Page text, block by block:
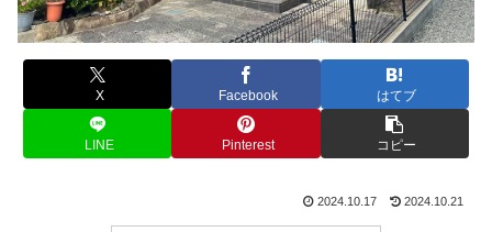
X Facebook はてブ
LINE Pinterest コピー
2024.10.17 2024.10.21